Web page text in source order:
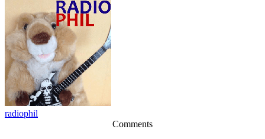
radiophil
Comments